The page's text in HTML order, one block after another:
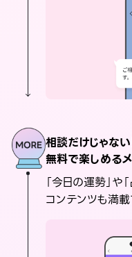
相談だけじゃない
無料で楽しめる
「今日の運勢」や
コンテンツも満載